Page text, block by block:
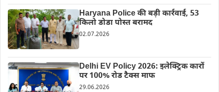
Haryana Police की बड़ी कार्रवाई, 53
किलो डोडा पोस्त बरामद
02.07.2026
Delhi EV Policy 2026: इलेक्ट्रिक कारों
पर 100% रोड टैक्स माफ
29.06.2026